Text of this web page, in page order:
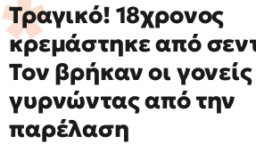
Τραγικό! 18χρονος
κρεμάστηκε από
Τον βρήκαν οι γονείς
γυρνώντας από την
παρέλαση